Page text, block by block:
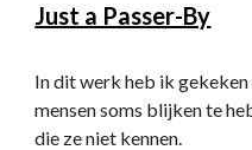
Just a Passer-By
In dit werk heb ik
mensen soms blijken te
die ze niet kennen.